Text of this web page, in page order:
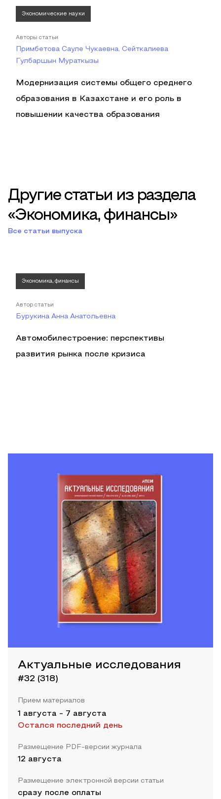
Экономические науки
Авторы статьи
Примбетова Сауле Чукаевна, Сейткалиева
Гулбаршын Мураткызы
Модернизация системы общего среднего
образования в Казахстане и его роль в
повышении качества образования
Другие статьи из раздела
«Экономика, финансы»
Все статьи выпуска
Экономика, финансы
Автор статьи
Бурукина Анна Анатольевна
Автомобилестроение: перспективы
развития рынка после кризиса
Актуальные исследования
#32 (318)
Прием материалов
1 августа - 7 августа
Остался последний день
Размещение PDF-версии журнала
12 августа
Размещение электронной версии статьи
сразу после оплаты